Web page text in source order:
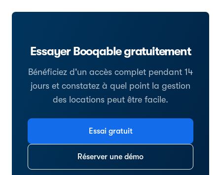
Essayer Booqable gratuitement
Bénéficiez d'un accès complet pendant 14
jours et constatez à quel point la gestion
des locations peut être facile.
Essai gratuit
Réserver une démo